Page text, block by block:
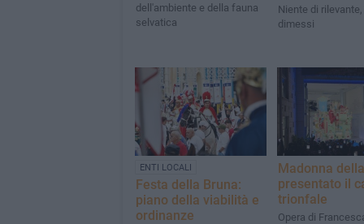
dell'ambiente e della fauna
selvatica
Niente di
dimessi
ENTI LOCALI
Festa della Bruna:
piano della viabilità e
ordinanze
Madonna
presentato il
trionfale
Opera di